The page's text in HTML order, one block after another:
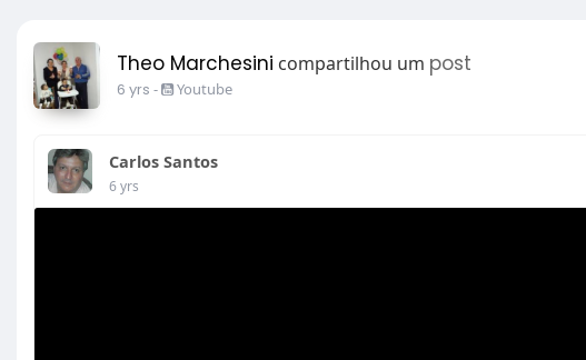
Theo Marchesini compartilhou um post
6 yrs - Youtube
Carlos Santos
6 yrs